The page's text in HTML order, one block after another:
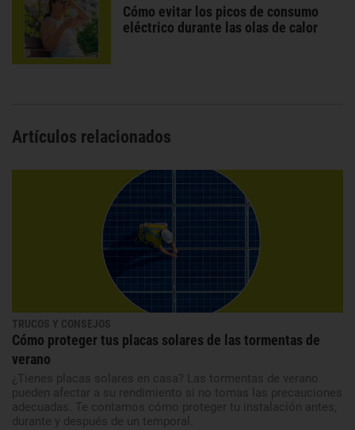
Cómo evitar los picos de consumo
eléctrico durante las olas de calor
Artículos relacionados
TRUCOS Y CONSEJOS
Cómo proteger tus placas solares de las tormentas de
verano
¿Tienes placas solares en casa? Las tormentas de verano
pueden afectar a su rendimiento si no tomas las precauciones
adecuadas. Te contamos cómo proteger tu instalación antes,
durante y después de un temporal.